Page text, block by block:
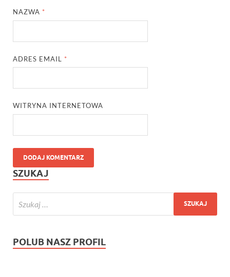
NAZWA *
ADRES EMAIL *
WITRYNA INTERNETOWA
SZUKAJ
POLUB NASZ PROFIL